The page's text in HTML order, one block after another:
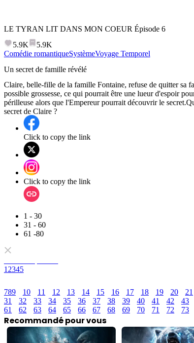
LE TYRAN LIT DANS MON COEUR Épisode 6
5.9K
5.9K
Comédie romantiqueSystèmeVoyage Temporel
Un secret de famille révélé
Claire, belle-fille de la famille Fontaine, refuse de quitter sa
possible grossesse, ce qui pourrait être une lueur d'espoir
périlleuse alors que l'Empereur pourrait découvrir le
secret de Claire ?
Click to copy the link
Click to copy the link
1 - 30
31 - 60
61 -80
1 2345
789 10 11 12 13 14 15 16 17 18 19 20 21
31
32 33 34 35 36 37 38 39 40 41 42 43
61
62 63 64 65 66 67 68 69 70 71 72 73
Recommandé pour vous